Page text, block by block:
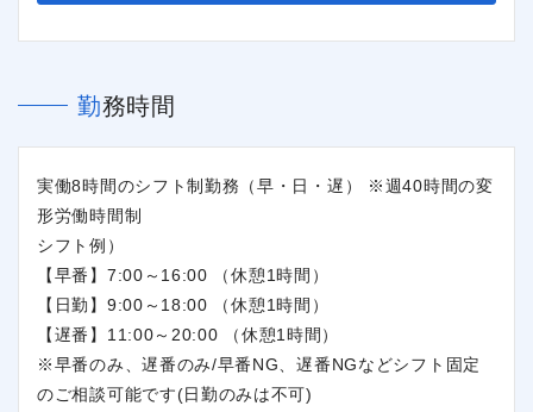
勤務時間
実働8時間のシフト制勤務（早・日・遅） ※週40時間の変
形労働時間制
シフト例）
【早番】7:00～16:00 （休憩1時間）
【日勤】9:00～18:00 （休憩1時間）
【遅番】11:00～20:00 （休憩1時間）
※早番のみ、遅番のみ/早番NG、遅番NGなどシフト固定
のご相談可能です(日勤のみは不可)